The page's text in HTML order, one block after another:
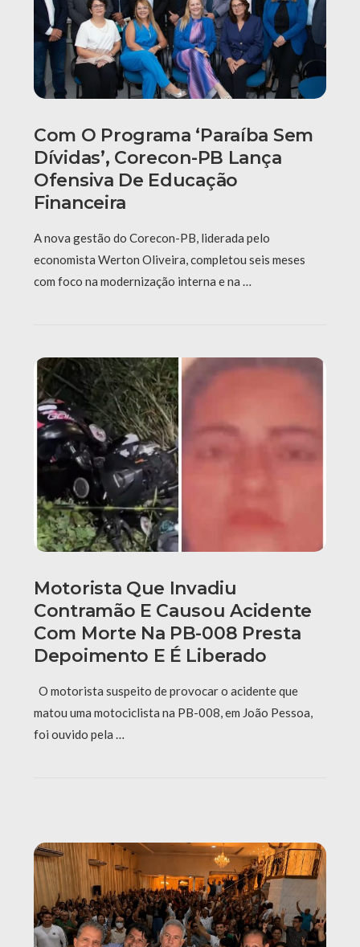
Com O Programa ‘Paraíba Sem
Dívidas’, Corecon-PB Lança
Ofensiva De Educação
Financeira
A nova gestão do Corecon-PB, liderada pelo
economista Werton Oliveira, completou seis meses
com foco na modernização interna e na …
Motorista Que Invadiu
Contramão E Causou Acidente
Com Morte Na PB-008 Presta
Depoimento E É Liberado
O motorista suspeito de provocar o acidente que
matou uma motociclista na PB-008, em João Pessoa,
foi ouvido pela …